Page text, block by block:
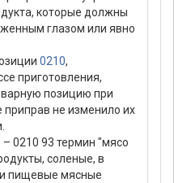
которые должны
глазом или явно
0210,
приготовления,
позицию при
приправ не изменило их
– 0210 93 термин "мясо
соленые, в
пищевые мясные